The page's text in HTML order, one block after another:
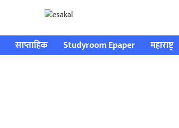
साप्ताहिक Studyroom Epaper महाराष्ट्र